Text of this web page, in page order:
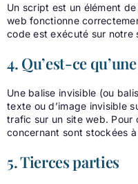
Un script est un élément
web fonctionne
code est exécuté sur notre
4. Qu’est-ce
Une balise invisible (ou
texte ou d’image invisible
trafic sur un site web. Pour
concernant sont stockées
5. Tierces parties